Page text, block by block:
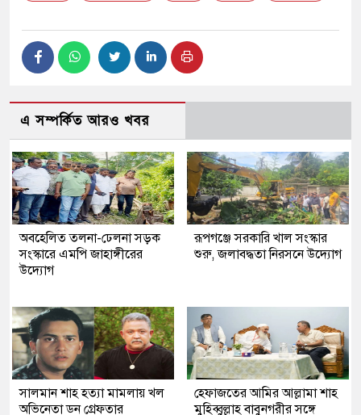
এ সম্পর্কিত আরও খবর
অবহেলিত তলনা-ঢেলনা সড়ক
সংস্কারে এমপি জাহাঙ্গীরের
উদ্যোগ
রূপগঞ্জে সরকারি খাল সংস্কার
শুরু, জলাবদ্ধতা নিরসনে উদ্যোগ
সালমান শাহ হত্যা মামলায় খল
অভিনেতা ডন গ্রেফতার
হেফাজতের আমির আল্লামা শাহ
মুহিব্বুল্লাহ বাবুনগরীর সঙ্গে